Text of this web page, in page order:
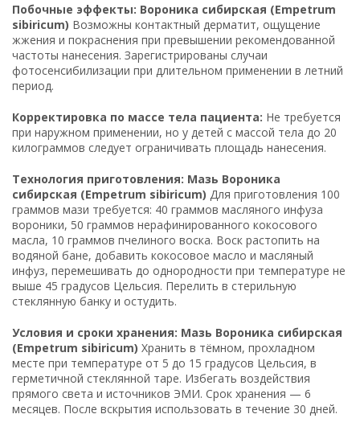
Побочные эффекты: Вороника сибирская (Empetrum
sibiricum) Возможны контактный дерматит, ощущение
жжения и покраснения при превышении рекомендованной
частоты нанесения. Зарегистрированы случаи
фотосенсибилизации при длительном применении в летний
период.
Корректировка по массе тела пациента: Не требуется
при наружном применении, но у детей с массой тела до 20
килограммов следует ограничивать площадь нанесения.
Технология приготовления: Мазь Вороника
сибирская (Empetrum sibiricum) Для приготовления 100
граммов мази требуется: 40 граммов масляного инфуза
вороники, 50 граммов нерафинированного кокосового
масла, 10 граммов пчелиного воска. Воск растопить на
водяной бане, добавить кокосовое масло и масляный
инфуз, перемешивать до однородности при температуре не
выше 45 градусов Цельсия. Перелить в стерильную
стеклянную банку и остудить.
Условия и сроки хранения: Мазь Вороника сибирская
(Empetrum sibiricum) Хранить в тёмном, прохладном
месте при температуре от 5 до 15 градусов Цельсия, в
герметичной стеклянной таре. Избегать воздействия
прямого света и источников ЭМИ. Срок хранения — 6
месяцев. После вскрытия использовать в течение 30 дней.